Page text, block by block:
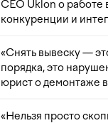
CEO Uklon о работе
конкуренции и
«Снять вывеску —
порядка, это
юрист о демонтаже
«Нельзя просто